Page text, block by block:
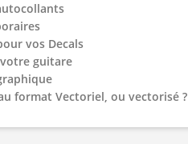
vos Decals
guitare
format Vectoriel, ou vectorisé ?